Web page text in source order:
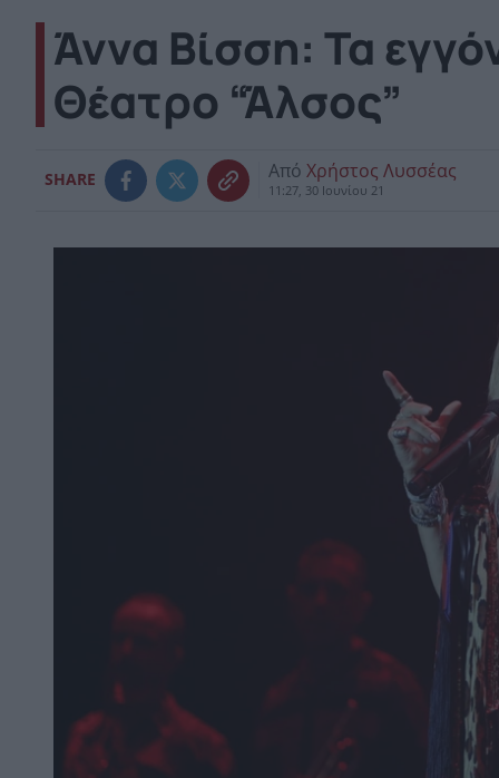
Άννα Βίσση: Τα
Θέατρο “Άλσος”
SHARE Από Χρήστος Λυσσέας
11:27, 30 Ιουνίου 21